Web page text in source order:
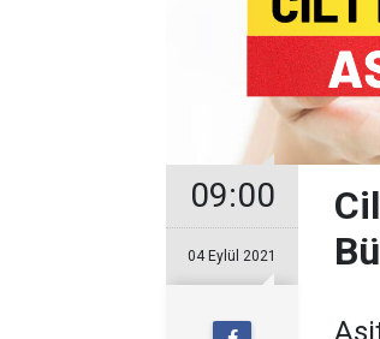
09:00
04 Eylül 2021